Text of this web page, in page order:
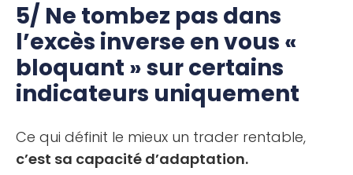
5/ Ne tombez pas dans
l’excès inverse en vous «
bloquant » sur certains
indicateurs uniquement
Ce qui définit le mieux un trader rentable,
c’est sa capacité d’adaptation.